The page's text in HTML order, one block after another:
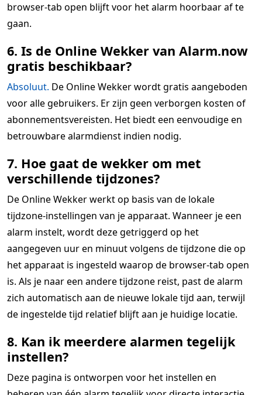
browser-tab open blijft voor het alarm hoorbaar af te
gaan.
6. Is de Online Wekker van Alarm.now
gratis beschikbaar?
Absoluut. De Online Wekker wordt gratis aangeboden
voor alle gebruikers. Er zijn geen verborgen kosten of
abonnementsvereisten. Het biedt een eenvoudige en
betrouwbare alarmdienst indien nodig.
7. Hoe gaat de wekker om met
verschillende tijdzones?
De Online Wekker werkt op basis van de lokale
tijdzone-instellingen van je apparaat. Wanneer je een
alarm instelt, wordt deze getriggerd op het
aangegeven uur en minuut volgens de tijdzone die op
het apparaat is ingesteld waarop de browser-tab open
is. Als je naar een andere tijdzone reist, past de alarm
zich automatisch aan de nieuwe lokale tijd aan, terwijl
de ingestelde tijd relatief blijft aan je huidige locatie.
8. Kan ik meerdere alarmen tegelijk
instellen?
Deze pagina is ontworpen voor het instellen en